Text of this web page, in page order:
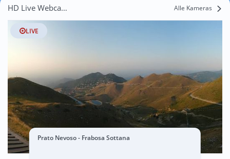
HD Live Webcams Casa Serena Alle Kameras
LIVE
Prato Nevoso - Frabosa Sottana